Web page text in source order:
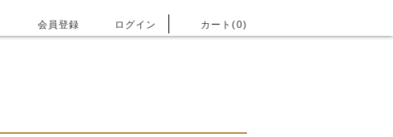
会員登録 ログイン カート(0)